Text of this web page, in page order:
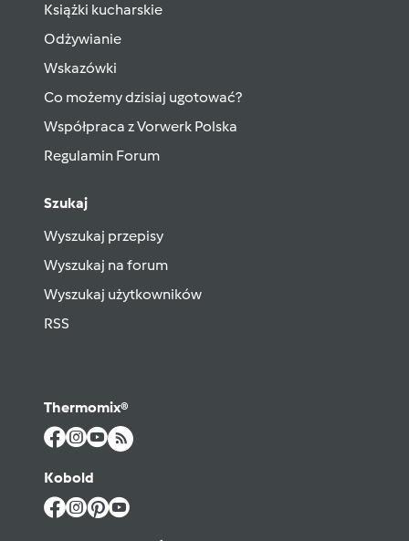
Książki kucharskie
Odżywianie
Wskazówki
Co możemy dzisiaj ugotować?
Współpraca z Vorwerk Polska
Regulamin Forum
Szukaj
Wyszukaj przepisy
Wyszukaj na forum
Wyszukaj użytkowników
RSS
Thermomix®
Kobold